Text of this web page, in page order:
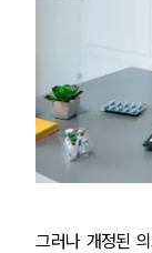
그러나 개정된